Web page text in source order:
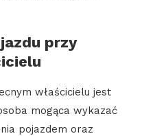
przy
właścicielu jest
mogąca wykazać
pojazdem oraz